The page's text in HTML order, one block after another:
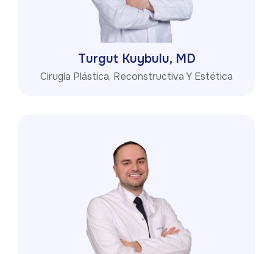
Turgut Kuybulu, MD
Cirugía Plástica, Reconstructiva Y Estética